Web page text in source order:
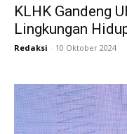
KLHK Gandeng
Lingkungan
Redaksi - 10 Oktober 2024